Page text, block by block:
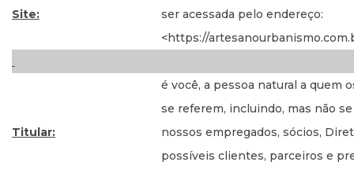
Site:
ser acessada pelo endereço:
<https://
Titular:
é você, a pessoa natural a quem
se referem, incluindo, mas não
nossos empregados, sócios,
possíveis clientes, parceiros e